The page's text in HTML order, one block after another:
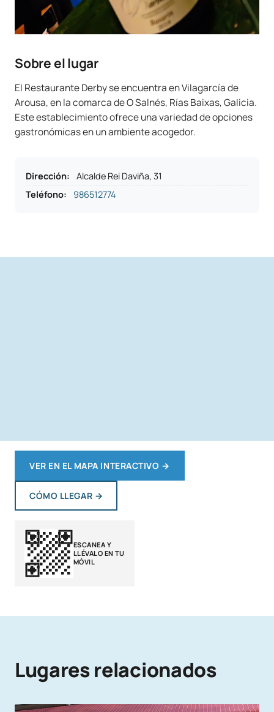
Sobre el lugar
El Restaurante Derby se encuentra en Vilagarcía de
Arousa, en la comarca de O Salnés, Rías Baixas, Galicia.
Este establecimiento ofrece una variedad de opciones
gastronómicas en un ambiente acogedor.
Dirección:
Alcalde Rei Daviña, 31
Teléfono: 986512774
VER EN EL MAPA INTERACTIVO →
CÓMO LLEGAR →
ESCANEA Y
LLÉVALO EN TU
MÓVIL
Lugares relacionados